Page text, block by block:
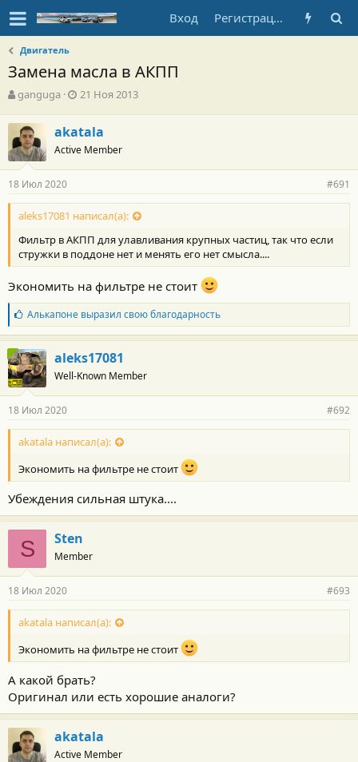
Вход Регистрация
Двигатель
Замена масла в АКПП
А
т
о
р
т
е
м
ы
ganguga
Д
а
н
а
л
а
21 Ноя 2013
akatala
Active Member
18 Июл 2020 #691
aleks17081 написал(а):
Фильтр в АКПП для улавливания крупных частиц, так что если
стружки в поддоне нет и менять его нет смысла....
Экономить на фильтре не стоит
Б
л
а
г
о
д
а
н
о
с
и
:
Алькапоневыразил свою благодарность
aleks17081
Well-Known Member
18 Июл 2020 #692
akatala написал(а):
Экономить на фильтре не стоит
Убеждения сильная штука....
S Sten
Member
18 Июл 2020 #693
akatala написал(а):
Экономить на фильтре не стоит
А какой брать?
Оригинал или есть хорошие аналоги?
akatala
Active Member